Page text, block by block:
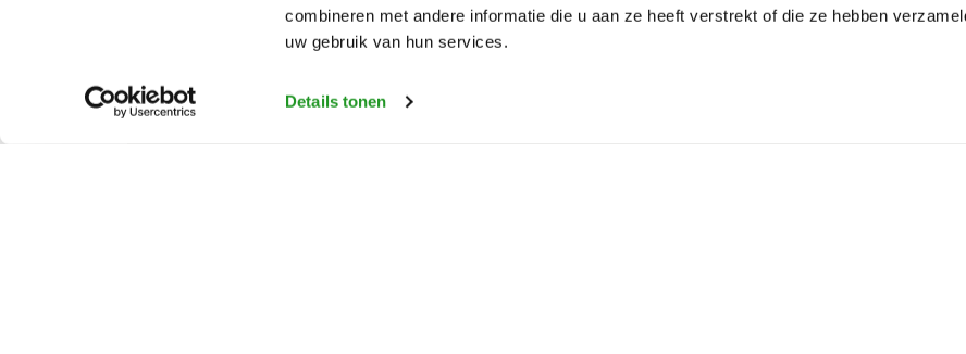
combineren met andere informatie die u aan ze heeft verstrekt of die ze hebben
uw gebruik van hun services.
Details tonen